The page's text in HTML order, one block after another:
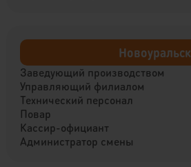
Новоуральск
Заведующий производством
Управляющий филиалом
Технический персонал
Повар
Кассир-официант
Администратор смены